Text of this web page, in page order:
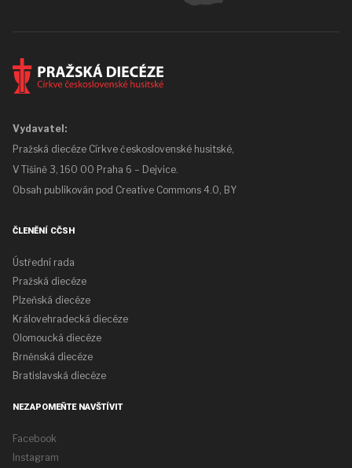
Vydavatel:
Pražská diecéze Církve československé husitské,
V Tišině 3, 160 00 Praha 6 – Dejvice.
Obsah publikován pod Creative Commons 4.0, BY
ČLENĚNÍ CČSH
Ústřední rada
Pražská diecéze
Plzeňská diecéze
Královehradecká diecéze
Olomoucká diecéze
Brněnská diecéze
Bratislavská diecéze
NEZAPOMEŇTE NAVŠTÍVIT
Facebook
Instagram